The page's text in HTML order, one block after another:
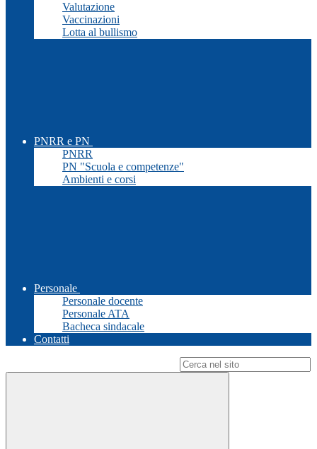
Valutazione
Vaccinazioni
Lotta al bullismo
PNRR e PN
PNRR
PN "Scuola e competenze"
Ambienti e corsi
Personale
Personale docente
Personale ATA
Bacheca sindacale
Contatti